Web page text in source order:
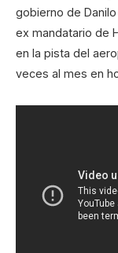
gobierno de
ex mandatario de
en la pista del
veces al mes en